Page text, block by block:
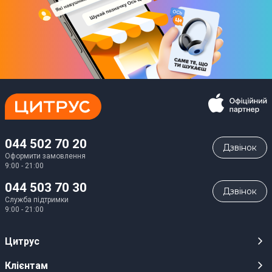
044 502 70 20
Оформити замовлення
9:00 - 21:00
Дзвiнок
044 503 70 30
Служба підтримки
9:00 - 21:00
Дзвiнок
Цитрус
Кар’єра
Клієнтам